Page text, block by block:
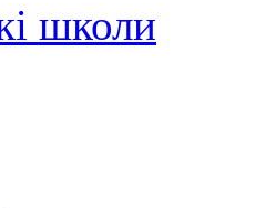
школи